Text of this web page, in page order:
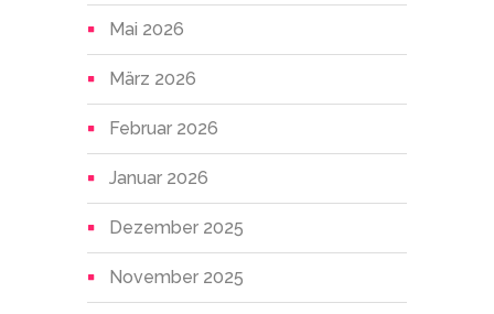
Mai 2026
März 2026
Februar 2026
Januar 2026
Dezember 2025
November 2025